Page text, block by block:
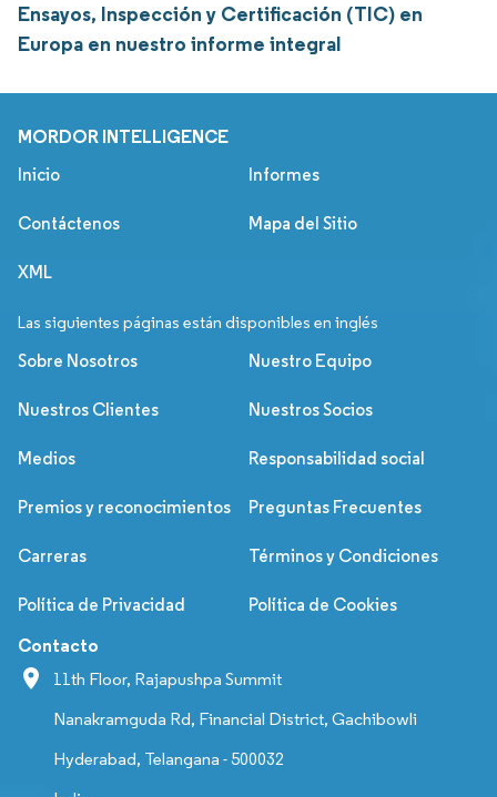
Ensayos, Inspección y Certificación (TIC) en
Europa en nuestro informe integral
MORDOR INTELLIGENCE
Inicio Informes
Contáctenos Mapa del Sitio
XML
Las siguientes páginas están disponibles en inglés
Sobre Nosotros Nuestro Equipo
Nuestros Clientes Nuestros Socios
Medios Responsabilidad social
Premios y reconocimientos Preguntas Frecuentes
Carreras Términos y Condiciones
Política de Privacidad Política de Cookies
Contacto
11th Floor, Rajapushpa Summit
Nanakramguda Rd, Financial District, Gachibowli
Hyderabad, Telangana - 500032